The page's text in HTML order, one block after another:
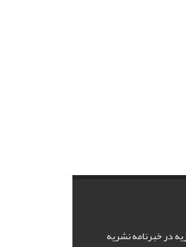
در خبرنامه نشریه